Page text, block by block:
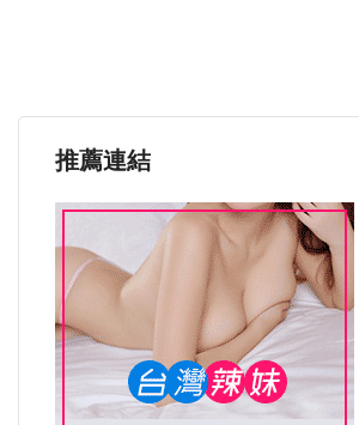
推薦連結